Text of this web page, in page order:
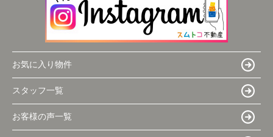
お気に入り物件
スタッフ一覧
お客様の声一覧